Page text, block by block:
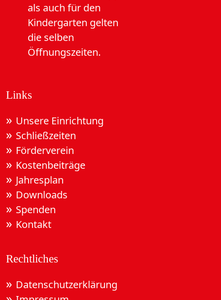
als auch für den
Kindergarten gelten
die selben
Öffnungszeiten.
Links
Unsere Einrichtung
Schließzeiten
Förderverein
Kostenbeiträge
Jahresplan
Downloads
Spenden
Kontakt
Rechtliches
Datenschutzerklärung